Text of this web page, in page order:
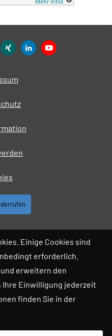
Einige Cookies sind
erforderlich.
erweitern den
Ihre Einwilligung jederzeit
finden Sie in der